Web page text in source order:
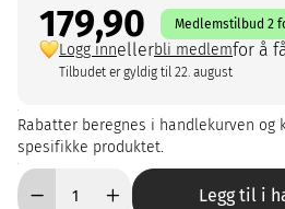
179,90 Medlemstilbud 2
Logg innellerbli medlemfor å
Tilbudet er gyldig til 22. august
Rabatter beregnes i handlekurven og
spesifikke produktet.
Legg til i